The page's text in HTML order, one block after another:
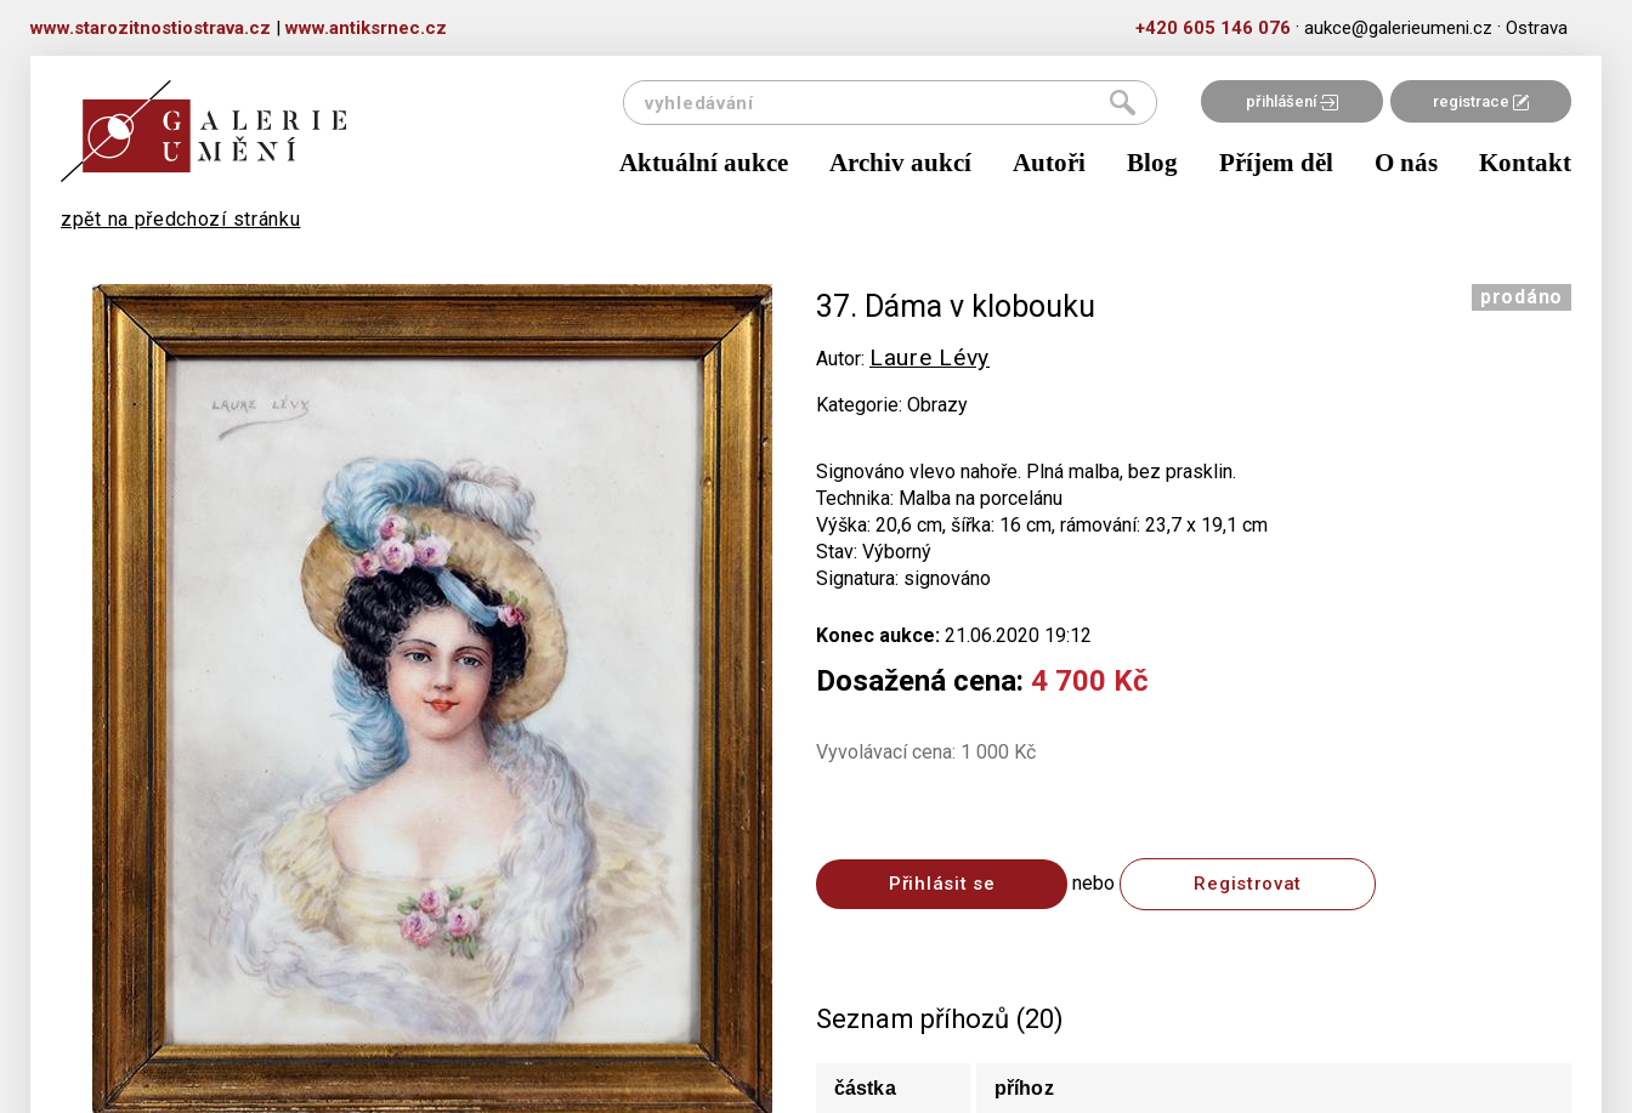
www.starozitnostiostrava.cz |www.antiksrnec.cz +420 605 146 076 · aukce@galerieumeni.cz · Ostrava
přihlášení registrace
Aktuální aukce Archiv aukcí Autoři Blog Příjem děl O nás Kontakt
zpět na předchozí stránku
37. Dáma v klobouku
Autor: Laure Lévy
Kategorie: Obrazy
prodáno
Signováno vlevo nahoře. Plná malba, bez prasklin.
Technika: Malba na porcelánu
Výška: 20,6 cm, šířka: 16 cm, rámování: 23,7 x 19,1 cm
Stav: Výborný
Signatura: signováno
Konec aukce: 21.06.2020 19:12
Dosažená cena: 4 700 Kč
Vyvolávací cena: 1 000 Kč
Přihlásit se nebo Registrovat
Seznam příhozů (20)
částka příhoz